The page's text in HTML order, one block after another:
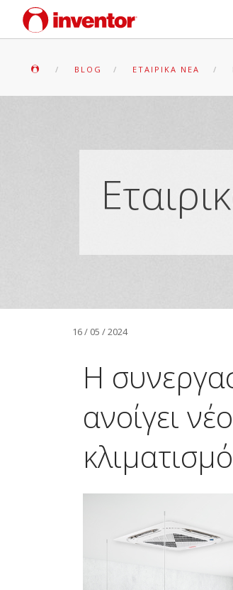
BLOG ΕΤΑΙΡΙΚΆ ΝΈΑ
16 / 05 / 2024
Η
ανοίγει